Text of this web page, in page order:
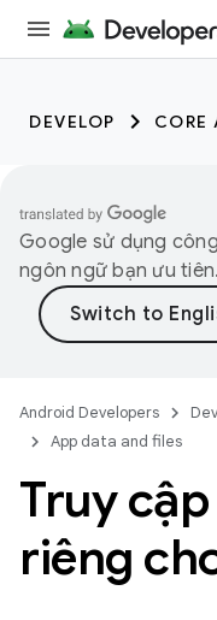
DEVELOP CORE
Google sử dụng
ngôn ngữ bạn ưu
Android Developers
App data and files
Truy
riêng